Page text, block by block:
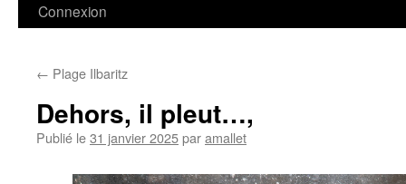
Connexion
← Plage Ilbaritz
Dehors, il pleut…,
Publié le31 janvier 2025paramallet